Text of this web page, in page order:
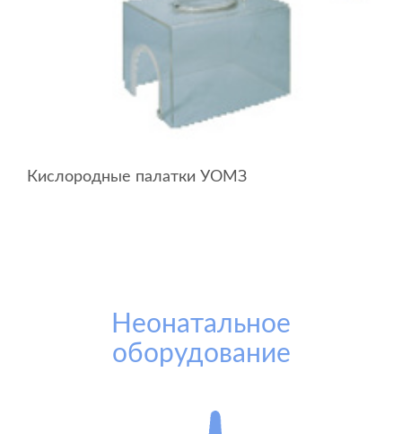
Кислородные палатки УОМЗ
Неонатальное
оборудование